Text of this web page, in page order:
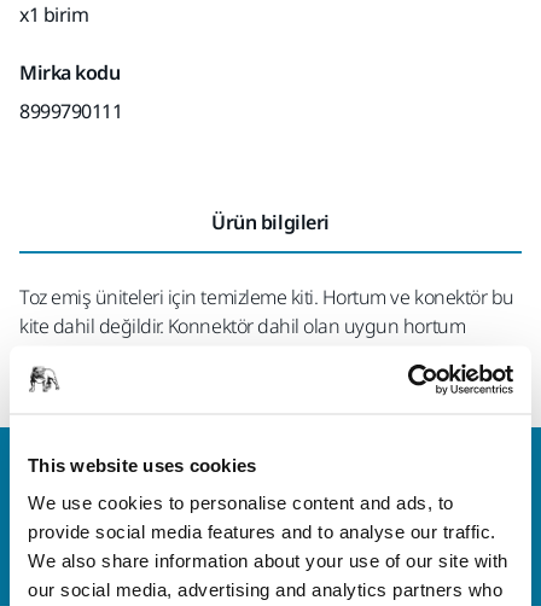
This website uses cookies
We use cookies to personalise content and ads, to
provide social media features and to analyse our traffic.
We also share information about your use of our site with
our social media, advertising and analytics partners who
x1 birim
Mirka kodu
8999790111
Ürün bilgileri
Toz emiş üniteleri için temizleme kiti. Hortum ve konektör bu
kite dahil değildir. Konnektör dahil olan uygun hortum
Bize Ulaşın
Daha fazla bilgi edinmek ister misiniz? Lütfen bizimle
iletişime geçinve uzman ekibimiz sorularınızı
yanıtlasın.